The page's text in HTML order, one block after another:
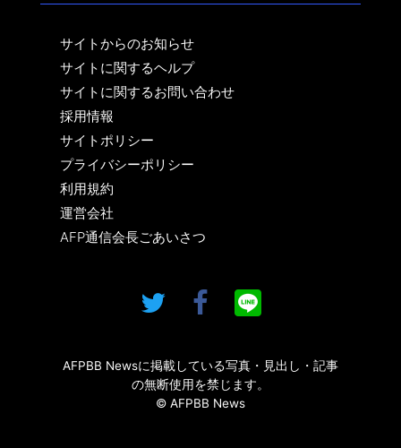
サイトからのお知らせ
サイトに関するヘルプ
サイトに関するお問い合わせ
採用情報
サイトポリシー
プライバシーポリシー
利用規約
運営会社
AFP通信会長ごあいさつ
AFPBB Newsに掲載している写真・見出し・記事
の無断使用を禁じます。
© AFPBB News